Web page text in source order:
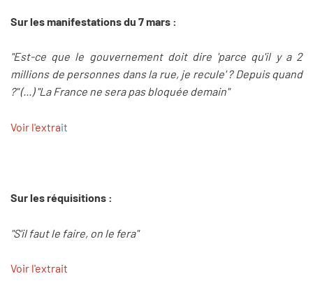
Sur les manifestations du 7 mars :
"Est-ce que le gouvernement doit dire 'parce qu'il y a 2
millions de personnes dans la rue, je recule' ? Depuis quand
?" (...) "La France ne sera pas bloquée demain"
Voir l'extrait
Sur les réquisitions :
"S'il faut le faire, on le fera"
Voir l'extrait